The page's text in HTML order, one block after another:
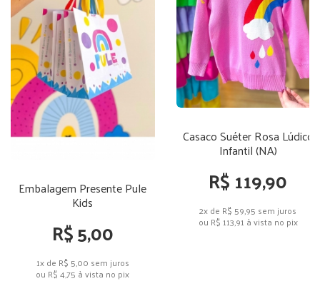
Embalagem Presente Pule
Kids
R$ 5,00
1x de R$ 5,00 sem juros
ou R$ 4,75 à vista no pix
Casaco Suéter Rosa Lúdico
Infantil (NA)
R$ 119,90
2x de R$ 59,95 sem juros
ou R$ 113,91 à vista no pix